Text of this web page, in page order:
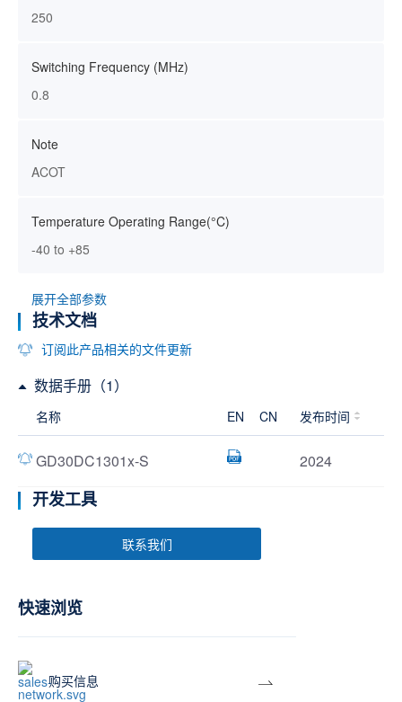
250
Switching Frequency (MHz)
0.8
Note
ACOT
Temperature Operating Range(°C)
-40 to +85
展开全部参数
技术文档
订阅此产品相关的文件更新
数据手册（1）
名称 EN CN 发布时间
GD30DC1301x-S 2024
开发工具
联系我们
快速浏览
购买信息